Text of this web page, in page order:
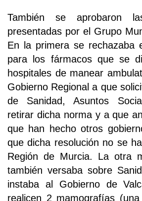
También se aprobaron
presentadas por el Grupo
En la primera se rechazaba
para los fármacos que se
hospitales de manear
Gobierno Regional a que
de Sanidad, Asuntos
retirar dicha norma y a que
que han hecho otros
que dicha resolución no se
Región de Murcia. La otra
también versaba sobre
instaba al Gobierno de
realicen 2 mamografías